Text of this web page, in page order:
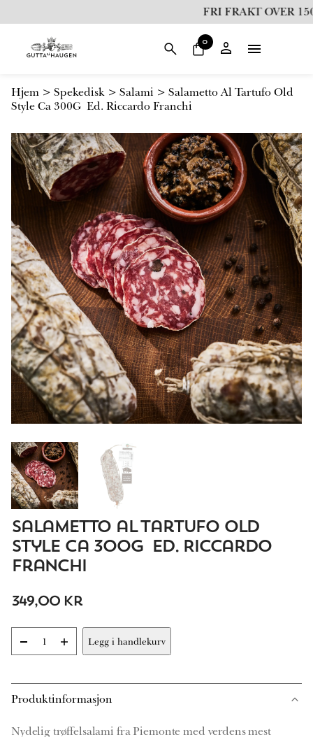
l
o
l
FRI FRAKT OVER
0
Hjem > Spekedisk > Salami > Salametto Al Tartufo Old
Style Ca 300G Ed. Riccardo Franchi
Salametto al Tartufo Old
Style ca 300g Ed. Riccardo
Franchi
349,00 kr
-
Salametto
Style
300g
+ Legg i handlekurv
Produktinformasjon
Nydelig trøffelsalami fra Piemonte med verdens mest